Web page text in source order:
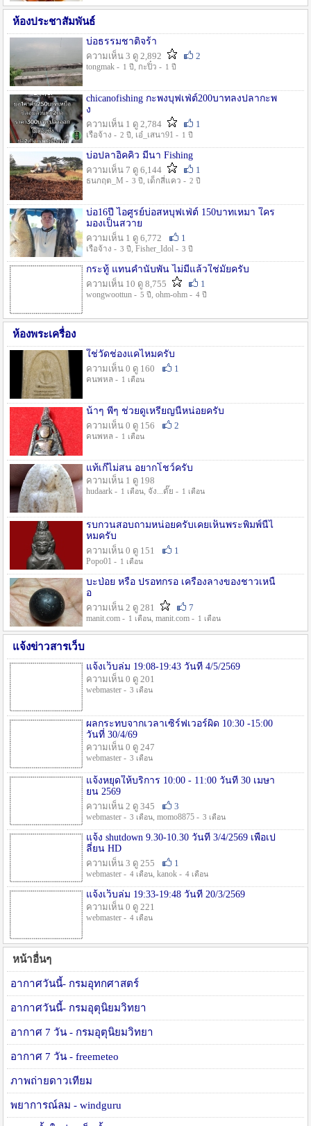
ห้องประชาสัมพันธ์
บ่อธรรมชาติจร้า
ความเห็น 3 ดู 2,892
2
tongmak - 1 ปี , กะปิ๋ว - 1 ปี
chicanofishing กะพงบุฟเฟ่ต์200บาทลงปลากะพ
ง
ความเห็น 1 ดู 2,784
1
เรือจ้าง - 2 ปี , เอ๋_เสนา91 - 1 ปี
บ่อปลาอิคคิว มีนา Fishing
ความเห็น 7 ดู 6,144
1
ธนกฤต_M - 3 ปี , เด็กสี่แคว - 2 ปี
บ่อ16ปี ไอศูรย์บ่อสหบุฟเฟ่ต์ 150บาทเหมา ใคร
มองเป็นสวาย
ความเห็น 1 ดู 6,772
1
เรือจ้าง - 3 ปี , Fisher_Idol - 3 ปี
กระทู้ แทนคำนับพัน ไม่มีแล้วใช่มั๊ยครับ
ความเห็น 10 ดู 8,755
1
wongwoottun - 5 ปี , ohm-ohm - 4 ปี
ห้องพระเครื่อง
ใช่วัดช่องแคไหมครับ
ความเห็น 0 ดู 160
1
คนพหล - 1 เดือน
น้าๆ พี่ๆ ช่วยดูเหรียญนี้หน่อยครับ
ความเห็น 0 ดู 156
2
คนพหล - 1 เดือน
แท้เก๊ไม่สน อยากโชว์ครับ
ความเห็น 1 ดู 198
hudaark - 1 เดือน, จัง...ดั๊ย - 1 เดือน
รบกวนสอบถามหน่อยครับเคยเห็นพระพิมพ์นี้ไ
หมครับ
ความเห็น 0 ดู 151
1
Popo01 - 1 เดือน
บะป่อย หรือ ปรอทกรอ เครื่องลางของชาวเหนื
อ
ความเห็น 2 ดู 281
7
manit.com - 1 เดือน, manit.com - 1 เดือน
แจ้งข่าวสารเว็บ
แจ้งเว็บล่ม 19:08-19:43 วันที่ 4/5/2569
ความเห็น 0 ดู 201
webmaster - 3 เดือน
ผลกระทบจากเวลาเซิร์ฟเวอร์ผิด 10:30 -15:00
วันที่ 30/4/69
ความเห็น 0 ดู 247
webmaster - 3 เดือน
แจ้งหยุดให้บริการ 10:00 - 11:00 วันที่ 30 เมษา
ยน 2569
ความเห็น 2 ดู 345
3
webmaster - 3 เดือน, momo8875 - 3 เดือน
แจ้ง shutdown 9.30-10.30 วันที่ 3/4/2569 เพื่อเป
ลี่ยน HD
ความเห็น 3 ดู 255
1
webmaster - 4 เดือน, kanok - 4 เดือน
แจ้งเว็บล่ม 19:33-19:48 วันที่ 20/3/2569
ความเห็น 0 ดู 221
webmaster - 4 เดือน
หน้าอื่นๆ
อากาศวันนี้- กรมอุทกศาสตร์
อากาศวันนี้- กรมอุตุนิยมวิทยา
อากาศ 7 วัน - กรมอุตุนิยมวิทยา
อากาศ 7 วัน - freemeteo
ภาพถ่ายดาวเทียม
พยาการณ์ลม - windguru